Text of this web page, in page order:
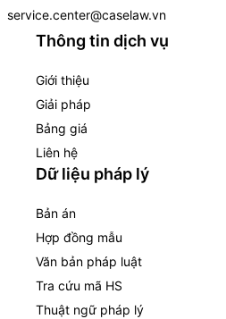
service.center@caselaw.vn
Thông tin dịch vụ
Giới thiệu
Giải pháp
Bảng giá
Liên hệ
Dữ liệu pháp lý
Bản án
Hợp đồng mẫu
Văn bản pháp luật
Tra cứu mã HS
Thuật ngữ pháp lý